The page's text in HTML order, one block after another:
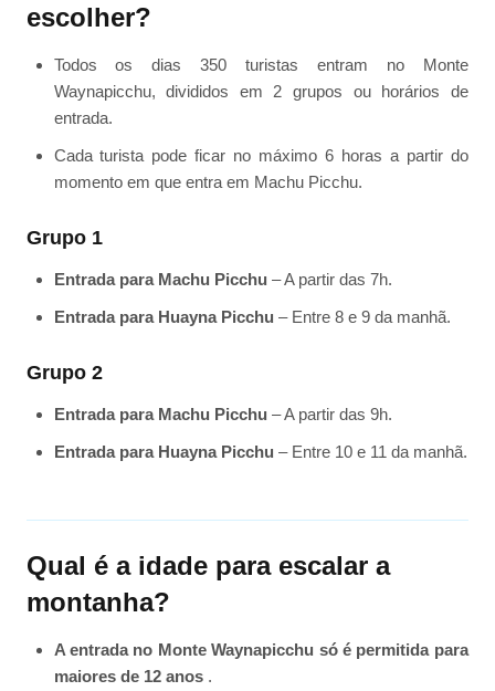
escolher?
Todos os dias 350 turistas entram no Monte
Waynapicchu, divididos em 2 grupos ou horários de
entrada.
Cada turista pode ficar no máximo 6 horas a partir do
momento em que entra em Machu Picchu.
Grupo 1
Entrada para Machu Picchu – A partir das 7h.
Entrada para Huayna Picchu – Entre 8 e 9 da manhã.
Grupo 2
Entrada para Machu Picchu – A partir das 9h.
Entrada para Huayna Picchu – Entre 10 e 11 da manhã.
Qual é a idade para escalar a
montanha?
A entrada no Monte Waynapicchu só é permitida para
maiores de 12 anos.